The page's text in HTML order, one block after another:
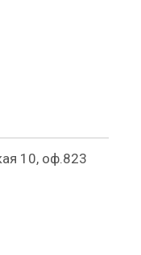
10, оф.823